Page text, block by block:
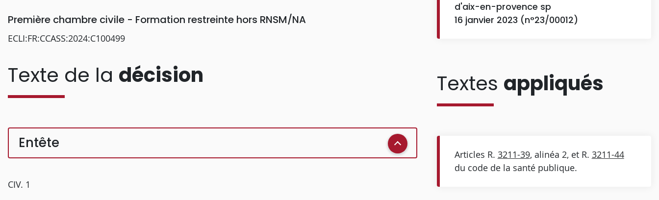
Première chambre civile - Formation restreinte hors RNSM/NA
ECLI:FR:CCASS:2024:C100499
Texte de la décision
Entête
CIV. 1
d'aix-en-provence sp
16 janvier 2023 (n°23/00012)
Textes appliqués
Articles R. 3211-39, alinéa 2, et R. 3211-44
du code de la santé publique.